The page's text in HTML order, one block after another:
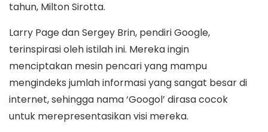
tahun, Milton Sirotta.
Larry Page dan Sergey Brin, pendiri Google,
terinspirasi oleh istilah ini. Mereka ingin
menciptakan mesin pencari yang mampu
mengindeks jumlah informasi yang sangat besar di
internet, sehingga nama ‘Googol’ dirasa cocok
untuk merepresentasikan visi mereka.